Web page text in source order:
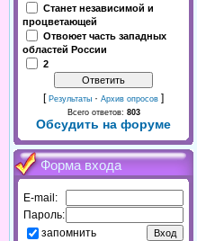
Станет независимой и
процветающей
Отвоюет часть западных
областей России
2
[ Результаты · Архив опросов ]
Всего ответов: 803
Обсудить на форуме
Форма входа
E-mail:
Пароль:
запомнить